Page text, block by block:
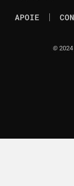
APOIE
©